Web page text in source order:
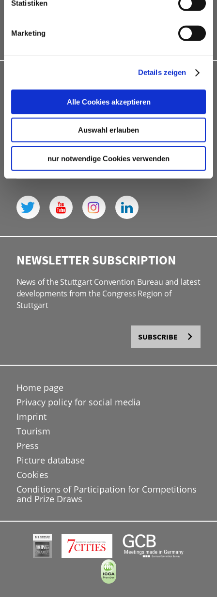
Statistiken
Marketing
Details zeigen
Alle Cookies akzeptieren
Auswahl erlauben
nur notwendige Cookies verwenden
site inspections
Bid assistance
Stuttgart Convention Bureau
a department of the Stuttgart-Marketing GmbH
official partner of the state capital Stuttgart and the
Stuttgart region
E-MAIL
NEWSLETTER SUBSCRIPTION
News of the Stuttgart Convention Bureau and latest
developments from the Congress Region of
Stuttgart
SUBSCRIBE
Home page
Privacy policy for social media
Imprint
Tourism
Press
Picture database
Cookies
Conditions of Participation for Competitions
and Prize Draws